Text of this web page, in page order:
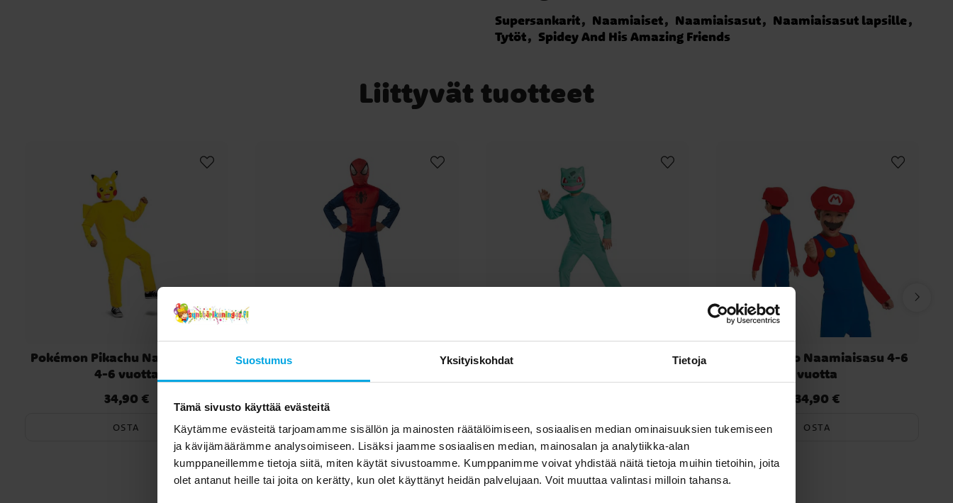
Suostumus Yksityiskohdat Tietoja
Tämä sivusto käyttää evästeitä
Käytämme evästeitä tarjoamamme sisällön ja mainosten räätälöimiseen, sosiaalisen median ominaisuuksien tukemiseen
ja kävijämäärämme analysoimiseen. Lisäksi jaamme sosiaalisen median, mainosalan ja analytiikka-alan
kumppaneillemme tietoja siitä, miten käytät sivustoamme. Kumppanimme voivat yhdistää näitä tietoja muihin tietoihin, joita
olet antanut heille tai joita on kerätty, kun olet käyttänyt heidän palvelujaan. Voit muuttaa valintasi milloin tahansa.
Supersankarit Naamiaiset Naamiaisasut
Naamiaisasut lapsille
Tytöt
Spidey And His Amazing Friends
Liittyvät tuotteet
Pokémon Pikachu Naamiaisasu
4-6 vuotta
Hinta:34,90 €
34,90 €
OSTA OSTA OSTA
Super Mario Naamiaisasu 4-6
vuotta
Hinta:34,90 €
34,90 €
OSTA
Toiset asiakkaat ostivat myös